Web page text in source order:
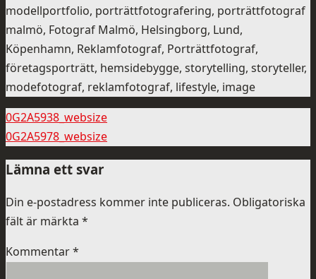
modellportfolio, porträttfotografering, porträttfotograf
malmö, Fotograf Malmö, Helsingborg, Lund,
Köpenhamn, Reklamfotograf, Porträttfotograf,
företagsporträtt, hemsidebygge, storytelling, storyteller,
modefotograf, reklamfotograf, lifestyle, image
0G2A5938_websize
0G2A5978_websize
Lämna ett svar
Din e-postadress kommer inte publiceras. Obligatoriska
fält är märkta *
Kommentar*